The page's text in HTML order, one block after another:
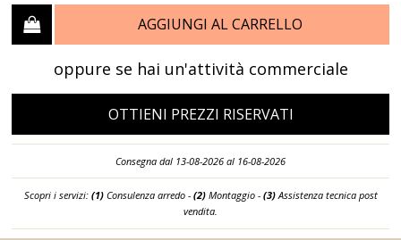
AGGIUNGI AL CARRELLO
oppure se hai un'attività commerciale
OTTIENI PREZZI RISERVATI
Consegna dal 13-08-2026 al 16-08-2026
Scopri i servizi: (1)Consulenza arredo - (2)Montaggio - (3)Assistenza tecnica post
vendita.